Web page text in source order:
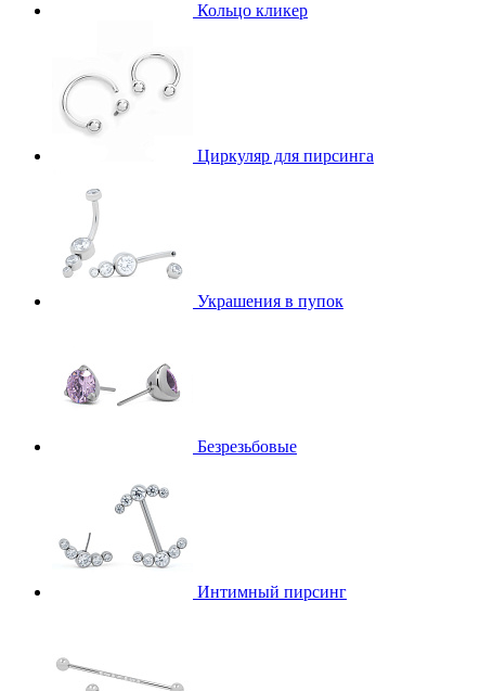
Кольцо кликер
Циркуляр для пирсинга
Украшения в пупок
Безрезьбовые
Интимный пирсинг